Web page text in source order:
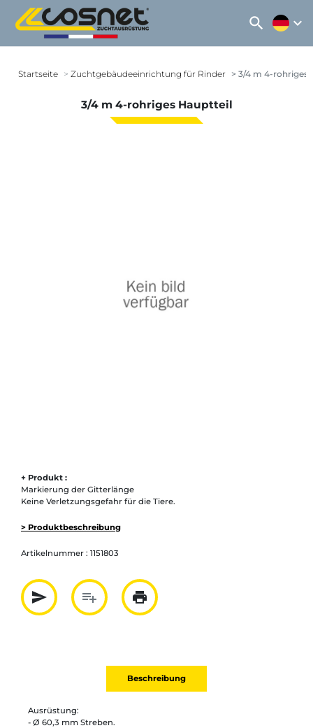
search expand_more
Startseite Zuchtgebäudeeinrichtung für Rinder 3/4 m 4-rohriges
3/4 m 4-rohriges Hauptteil
+ Produkt :
Markierung der Gitterlänge
Keine Verletzungsgefahr für die Tiere.
> Produktbeschreibung
Artikelnummer : 1151803
send
Partager par mail
playlist_add
Ajouter à la liste
print
Imprimer
Beschreibung
Ausrüstung:
- Ø 60,3 mm Streben.